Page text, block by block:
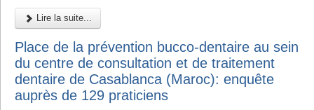
Lire la suite...
Place de la prévention bucco-dentaire au sein
du centre de consultation et de traitement
dentaire de Casablanca (Maroc): enquête
auprès de 129 praticiens